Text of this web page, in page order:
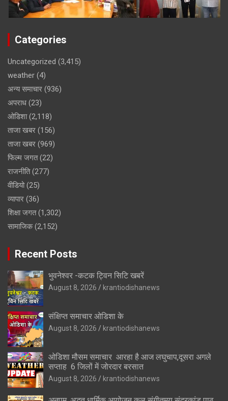
Categories
Uncategorized (3,415)
weather (4)
अन्य समाचार (936)
अपराध (23)
ओडिशा(2,118)
ताजा खबर (156)
ताजा खबर (969)
फिल्म जगत(22)
राजनीति(277)
वीडियो(25)
व्यापार (36)
शिक्षा जगत(1,302)
सामाजिक(2,152)
Recent Posts
भुवनेश्वर -कटक ट्विन सिटि खबरें
August 8, 2026 krantiodishanews
संक्षिप्त समाचार ओडिशा के
August 8, 2026 krantiodishanews
ओडिशा मौसम समाचार आरहा है आज लघुचाप,दूसरा अगले
सप्ताह 6 जिलों में जोरदार बरसात
August 8, 2026 krantiodishanews